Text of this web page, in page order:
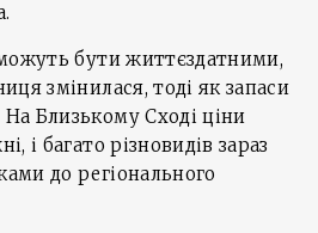
можуть бути життєздатними,
змінилася, тоді як запаси
Близькому Сході ціни
і багато різновидів зараз
до регіонального